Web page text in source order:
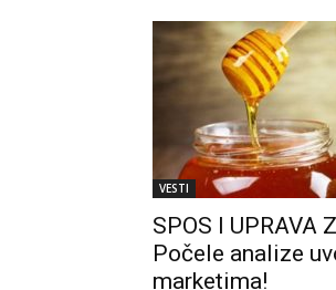
VESTI
SPOS I UPRAVA
Počele analize
marketima!